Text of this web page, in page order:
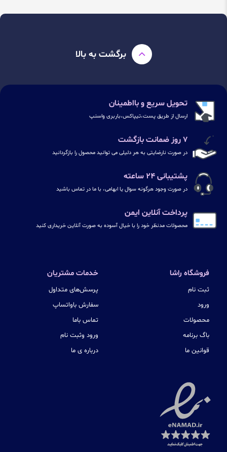
برگشت به بالا
تحویل سریع و بااطمینان
ارسال از طریق پست،تیپاکس،باربری واسنپ
۷ روز ضمانت بازگشت
در صورت نارضایتی به هر دلیلی می توانید محصول را بازگردانید
پشتیبانی ۲۴ ساعته
در صورت وجود هرگونه سوال یا ابهامی، با ما در تماس باشید
پرداخت آنلاین ایمن
محصولات مدنظر خود را با خیال آسوده به صورت آنلاین خریداری کنید
فروشگاه راشا
ثبت نام
ورود
محصولات
باگ برنامه
قوانین ما
خدمات مشتریان
پرسش‌های متداول
سفارش باواتساپ
تماس باما
ورود وثبت نام
درباره ی ما